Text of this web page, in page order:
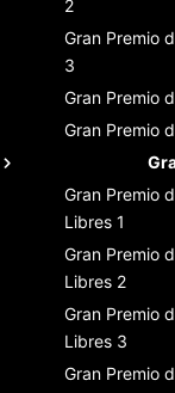
2
Gran Premio
3
Gran Premio
Gran Premio
Gran Premio
Libres 1
Gran Premio
Libres 2
Gran Premio
Libres 3
Gran Premio